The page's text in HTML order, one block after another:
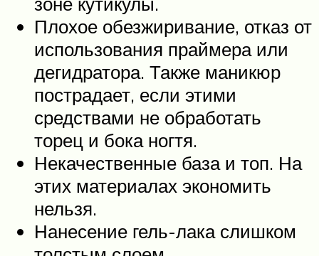
Плохое обезжиривание, отказ от
использования праймера или
дегидратора. Также маникюр
пострадает, если этими
средствами не обработать
торец и бока ногтя.
Некачественные база и топ. На
этих материалах экономить
нельзя.
Нанесение гель-лака слишком